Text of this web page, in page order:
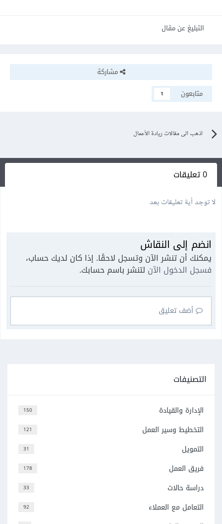
التبليغ عن مقال
مشاركة
متابعون
1
اذهب الى مقالات ريادة الأعمال
0 تعليقات
لا توجد أية تعليقات بعد
انضم إلى النقاش
يمكنك أن تنشر الآن وتسجل لاحقًا. إذا كان لديك حساب،
فسجل الدخول الآن لتنشر باسم حسابك.
أضف تعليق
التصنيفات
150 الإدارة والقيادة
121 التخطيط وسير العمل
31 التمويل
178 فريق العمل
33 دراسة حالات
92 التعامل مع العملاء